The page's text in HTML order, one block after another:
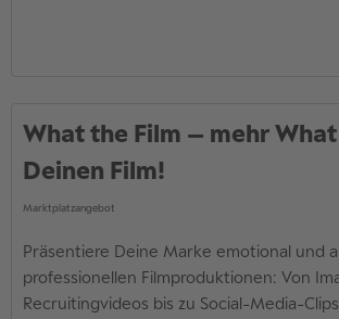
What the Film – mehr
Deinen Film!
Marktplatzangebot
Präsentiere Deine Marke emotional und
professionellen Filmproduktionen: Von
Recruitingvideos bis zu Social-Media-